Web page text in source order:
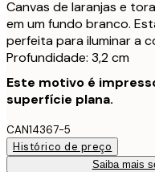
Canvas de laranjas e
em um fundo branco.
perfeita para iluminar a
Profundidade: 3,2 cm
Este motivo é
superfície plana.
CAN14367-5
Histórico de preço
Saiba mais